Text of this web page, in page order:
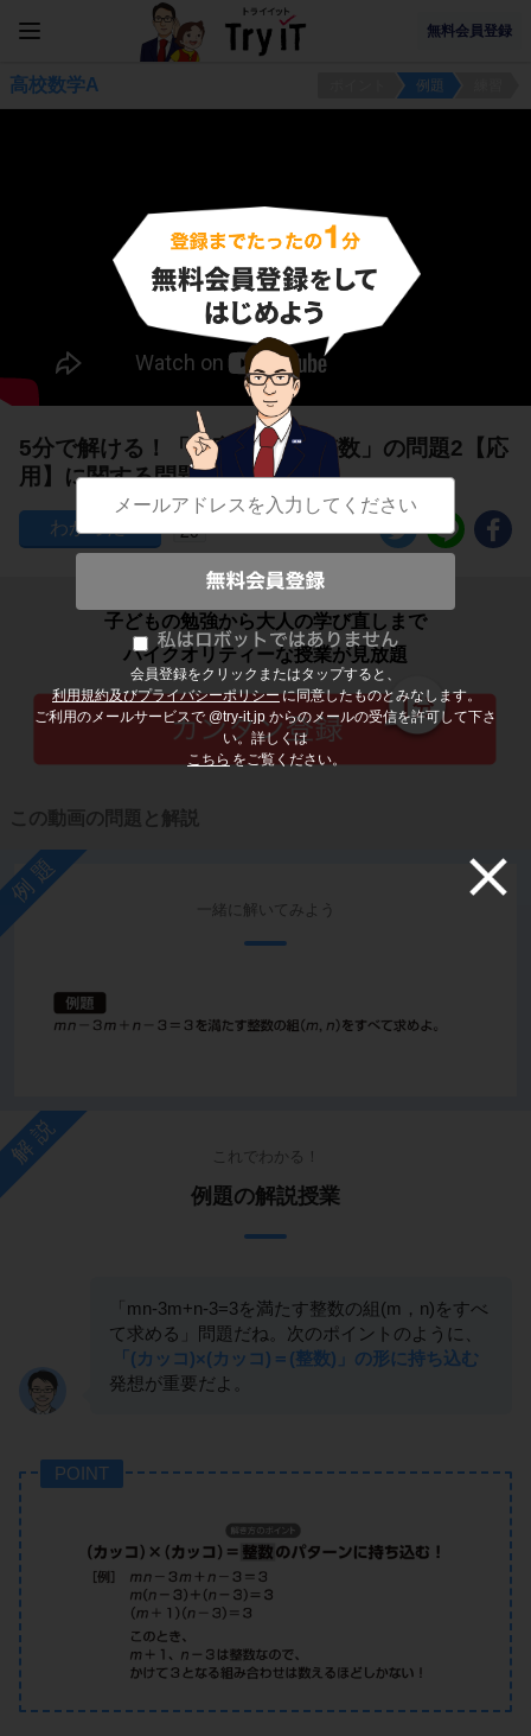
無料会員登録
会員登録をクリックまたはタップすると、
利用規約及びプライバシーポリシーに同意したものとみなします。
ご利用のメールサービスで @try-it.jp からのメールの受信を許可して下さ
い。詳しくは
こちら をご覧ください。
高校数学A 例題
5分で解ける！「文字×文字＝整数」の問題2【応
用】に関する問題
20
子どもの勉強から大人の学び直しまで
ハイクオリティーな授業が見放題
この動画の問題と解説
例題
一緒に解いてみよう
解説 これでわかる！
例題の解説授業
「mn-3m+n-3=3を満たす整数の組(m，n)をすべ
て求める」問題だね。次のポイントのように、
「(カッコ)×(カッコ)＝(整数)」の形に持ち込む
発想が重要だよ。
POINT